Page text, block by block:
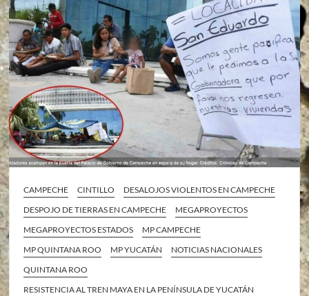
CAMPECHE CINTILLO
DESALOJOS VIOLENTOS EN CAMPECHE
DESPOJO DE TIERRAS EN CAMPECHE
MEGAPROYECTOS
MEGAPROYECTOS ESTADOS
MP CAMPECHE
MP QUINTANA ROO
MP YUCATÁN
NOTICIAS NACIONALES
QUINTANA ROO
RESISTENCIA AL TREN MAYA EN LA PENÍNSULA DE YUCATÁN